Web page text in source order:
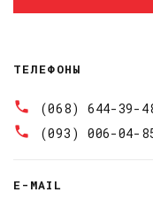
ТЕЛЕФОНЫ
(068) 644-39-
(093) 006-04-
E-MAIL